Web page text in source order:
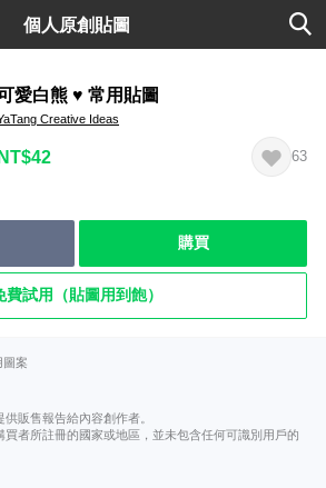
個人原創貼圖
愛白熊 ♥ 常用貼圖
Creative Ideas
NT$42 63
購買
費試用（貼圖用到飽）
圖案
販售報告給內容創作者。
者所註冊的國家或地區，並未包含任何可識別用戶的